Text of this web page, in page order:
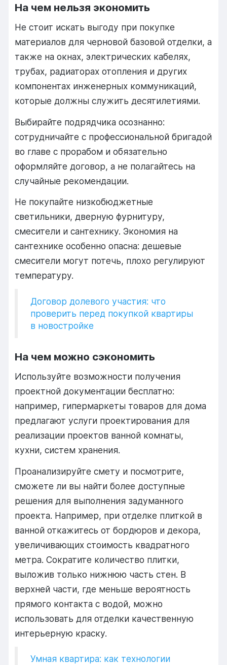
На чем нельзя экономить
Не стоит искать выгоду при покупке
материалов для черновой базовой отделки, а
также на окнах, электрических кабелях,
трубах, радиаторах отопления и других
компонентах инженерных коммуникаций,
которые должны служить десятилетиями.
Выбирайте подрядчика осознанно:
сотрудничайте с профессиональной бригадой
во главе с прорабом и обязательно
оформляйте договор, а не полагайтесь на
случайные рекомендации.
Не покупайте низкобюджетные
светильники, дверную фурнитуру,
смесители и сантехнику. Экономия на
сантехнике особенно опасна: дешевые
смесители могут потечь, плохо регулируют
температуру.
Договор долевого участия: что
проверить перед покупкой квартиры
в новостройке
На чем можно сэкономить
Используйте возможности получения
проектной документации бесплатно:
например, гипермаркеты товаров для дома
предлагают услуги проектирования для
реализации проектов ванной комнаты,
кухни, систем хранения.
Проанализируйте смету и посмотрите,
сможете ли вы найти более доступные
решения для выполнения задуманного
проекта. Например, при отделке плиткой в
ванной откажитесь от бордюров и декора,
увеличивающих стоимость квадратного
метра. Сократите количество плитки,
выложив только нижнюю часть стен. В
верхней части, где меньше вероятность
прямого контакта с водой, можно
использовать для отделки качественную
интерьерную краску.
Умная квартира: как технологии